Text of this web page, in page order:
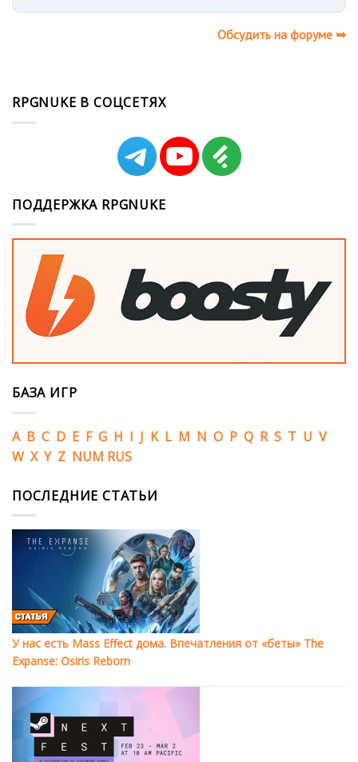
Обсудить на форуме ➥
RPGNUKE В СОЦСЕТЯХ
ПОДДЕРЖКА RPGNUKE
БАЗА ИГР
A B C D E F G H I J K L M N O P Q R S T U V
W X Y Z NUM RUS
ПОСЛЕДНИЕ СТАТЬИ
У нас есть Mass Effect дома. Впечатления от «беты» The
Expanse: Osiris Reborn